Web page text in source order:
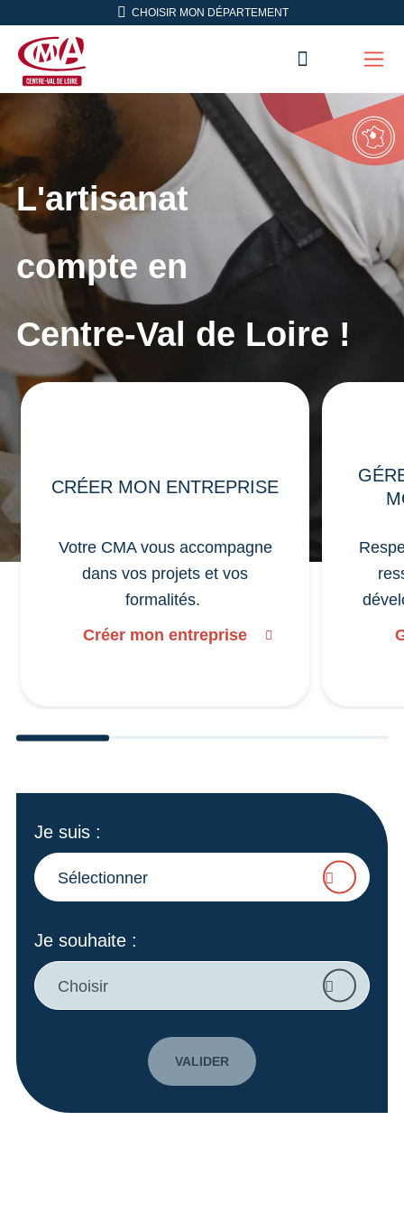
Aller en haut de pageCHOISIR MON DÉPARTEMENT
CMA Centre-Val de Loire
L'artisanat
compte en
Centre-Val de Loire !
CRÉER MON ENTREPRISE
Votre CMA vous accompagne
dans vos projets et vos
formalités.
Créer mon entreprise
Je suis :
Sélectionner
Je souhaite :
Choisir
VALIDER